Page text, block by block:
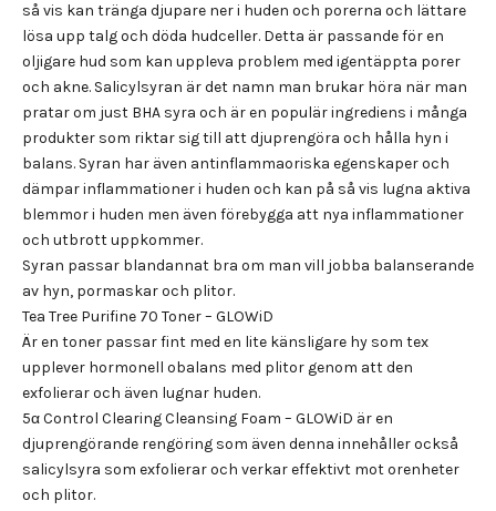
så vis kan tränga djupare ner i huden och porerna och lättare
lösa upp talg och döda hudceller. Detta är passande för en
oljigare hud som kan uppleva problem med igentäppta porer
och akne. Salicylsyran är det namn man brukar höra när man
pratar om just BHA syra och är en populär ingrediens i många
produkter som riktar sig till att djuprengöra och hålla hyn i
balans. Syran har även antinflammaoriska egenskaper och
dämpar inflammationer i huden och kan på så vis lugna aktiva
blemmor i huden men även förebygga att nya inflammationer
och utbrott uppkommer.
Syran passar blandannat bra om man vill jobba balanserande
av hyn, pormaskar och plitor.
Tea Tree Purifine 70 Toner – GLOWiD
Är en toner passar fint med en lite känsligare hy som tex
upplever hormonell obalans med plitor genom att den
exfolierar och även lugnar huden.
5α Control Clearing Cleansing Foam – GLOWiD är en
djuprengörande rengöring som även denna innehåller också
salicylsyra som exfolierar och verkar effektivt mot orenheter
och plitor.